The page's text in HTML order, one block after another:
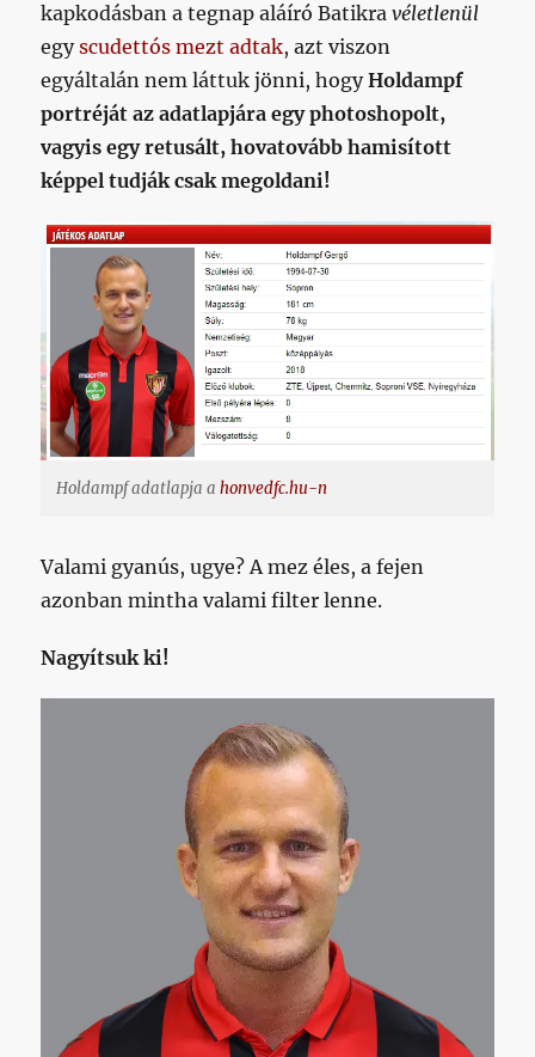
kapkodásban a tegnap aláíró Batikravéletlenül
egyscudettós mezt adtak, azt viszon
egyáltalán nem láttuk jönni, hogyHoldampf
portréját az adatlapjára egy photoshopolt,
vagyis egy retusált, hovatovább hamisított
képpel tudják csak megoldani!
Holdampf adatlapja ahonvedfc.hu-n
Valami gyanús, ugye? A mez éles, a fejen
azonban mintha valami filter lenne.
Nagyítsuk ki!